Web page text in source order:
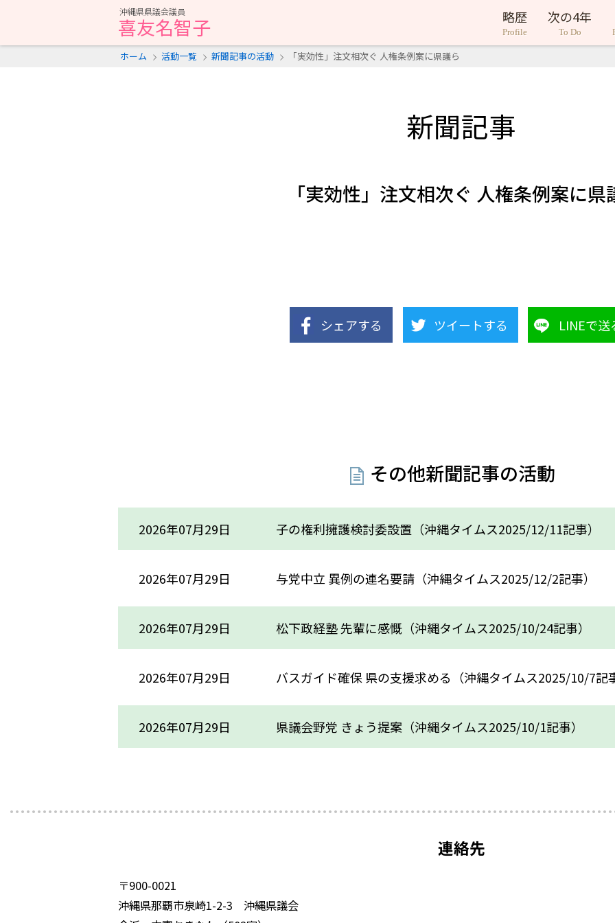
沖縄県県議会議員
喜友名智子 略歴
Profile
次の4年
To Do
ホーム 活動一覧 新聞記事の活動 「実効性」注文相次ぐ 人権条例案に県議ら
新聞記事
「実効性」注文相次ぐ 人権条例案に県
シェアする ツイートする LINEで送
その他新聞記事の活動
2026年07月29日 子の権利擁護検討委設置（沖縄タイムス2025/12/11記事）
2026年07月29日 与党中立 異例の連名要請（沖縄タイムス2025/12/2記事）
2026年07月29日 松下政経塾 先輩に感慨（沖縄タイムス2025/10/24記事）
2026年07月29日 バスガイド確保 県の支援求める（沖縄タイムス2025/10/7記
2026年07月29日 県議会野党 きょう提案（沖縄タイムス2025/10/1記事）
連絡先
〒900-0021
沖縄県那覇市泉崎1-2-3 沖縄県議会